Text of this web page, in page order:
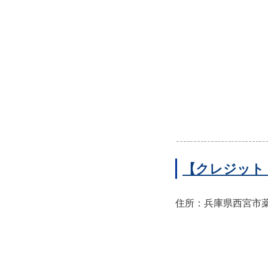
【クレジッ
住所：兵庫県西宮市